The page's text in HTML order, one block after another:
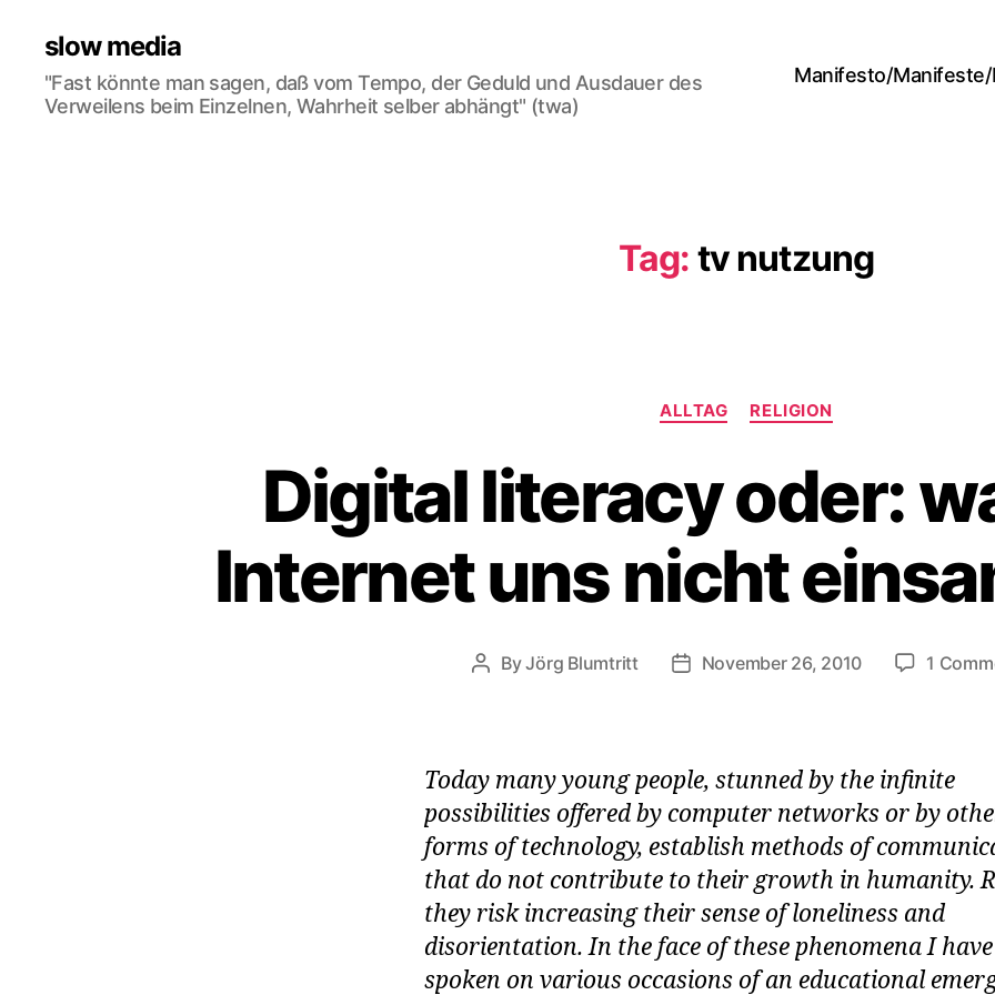
slow media
"Fast könnte man sagen, daß vom Tempo, der Geduld und Ausdauer des
Verweilens beim Einzelnen, Wahrheit selber abhängt" (twa)
Manifesto/
Tag: tv nutzung
Categories
ALLTAG RELIGION
Digital literacy oder:
Internet uns nicht
Post
ByJörg Blumtritt
PostNovember 26, 2010 1
Today many young people, stunned by the infinite
possibilities offered by computer networks or by
forms of technology, establish methods of
that do not contribute to their growth in humanity.
they risk increasing their sense of loneliness and
disorientation. In the face of these phenomena I have
spoken on various occasions of an educational